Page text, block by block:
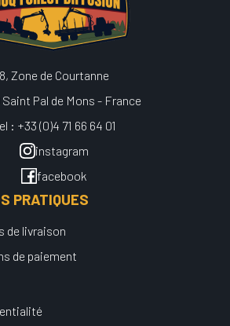
8, Zone de Courtanne
Pal de Mons - France
: +33 (0)4 71 66 64 01
instagram
facebook
PRATIQUES
de livraison
de paiement